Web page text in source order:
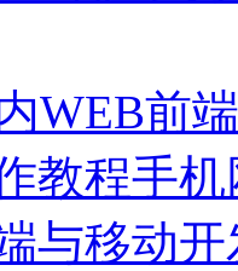
WEB前
教程手
与移动